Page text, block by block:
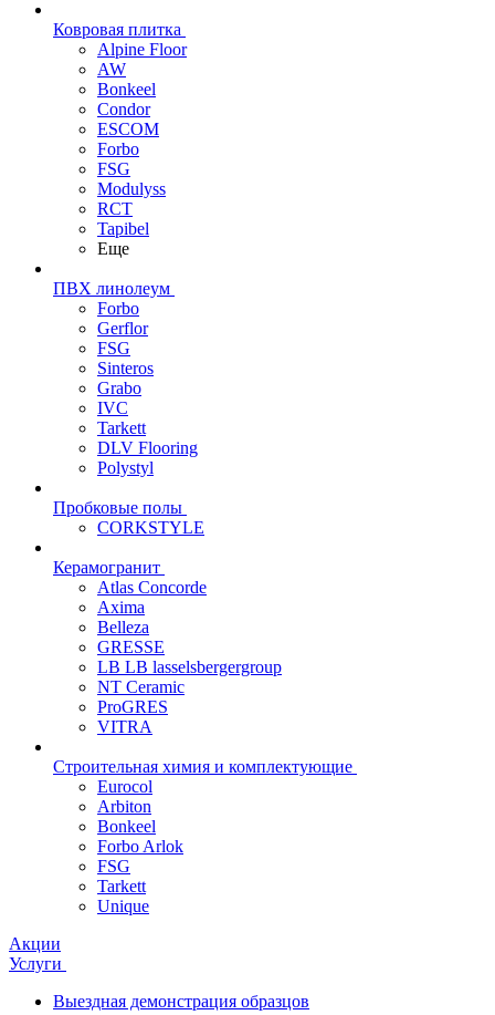
Ковровая плитка
Alpine Floor
AW
Bonkeel
Condor
ESCOM
Forbo
FSG
Modulyss
RCT
Tapibel
Еще
ПВХ линолеум
Forbo
Gerflor
FSG
Sinteros
Grabo
IVC
Tarkett
DLV Flooring
Polystyl
Пробковые полы
CORKSTYLE
Керамогранит
Atlas Concorde
Axima
Belleza
GRESSE
LB LB lasselsbergergroup
NT Ceramic
ProGRES
VITRA
Строительная химия и комплектующие
Eurocol
Arbiton
Bonkeel
Forbo Arlok
FSG
Tarkett
Unique
Акции
Услуги
Выездная демонстрация образцов